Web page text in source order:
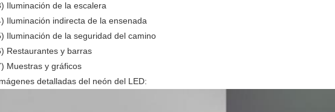
Iluminación de la escalera
Iluminación indirecta de la ensenada
Iluminación de la seguridad del camino
Restaurantes y barras
Muestras y gráficos
detalladas del neón del LED: